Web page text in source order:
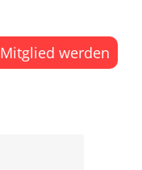
Mitglied werden